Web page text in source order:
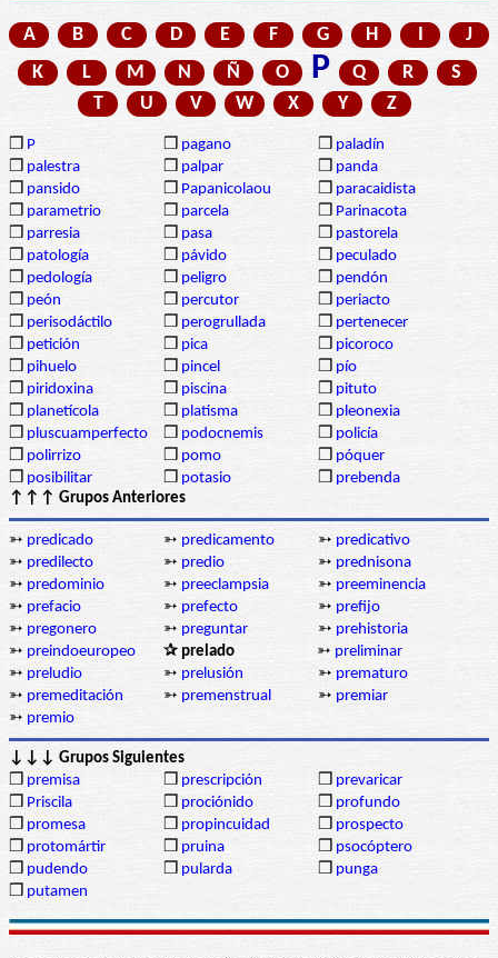
A B C D E F G H I
J
K
L M N Ñ O P Q R
S
T
U V W X Y Z
❒ P ❒ pagano ❒ paladín
❒ palestra ❒ palpar ❒ panda
❒ pansido ❒ Papanicolaou ❒ paracaidista
❒ parametrio ❒ parcela ❒ Parinacota
❒ parresia ❒ pasa ❒ pastorela
❒ patología ❒ pávido ❒ peculado
❒ pedología ❒ peligro ❒ pendón
❒ peón ❒ percutor ❒ periacto
❒ perisodáctilo ❒ perogrullada ❒ pertenecer
❒ petición ❒ pica ❒ picoroco
❒ pihuelo ❒ pincel ❒ pío
❒ piridoxina ❒ piscina ❒ pituto
❒ planetícola ❒ platisma ❒ pleonexia
❒ pluscuamperfecto ❒ podocnemis ❒ policía
❒ polirrizo ❒ pomo ❒ póquer
❒ posibilitar ❒ potasio ❒ prebenda
↑↑↑ Grupos Anteriores
➳ predicado ➳ predicamento ➳ predicativo
➳ predilecto ➳ predio ➳ prednisona
➳ predominio ➳ preeclampsia ➳ preeminencia
➳ prefacio ➳ prefecto ➳ prefijo
➳ pregonero ➳ preguntar ➳ prehistoria
➳ preindoeuropeo ✰ prelado ➳ preliminar
➳ preludio ➳ prelusión ➳ prematuro
➳ premeditación ➳ premenstrual ➳ premiar
➳ premio
↓↓↓ Grupos Siguientes
❒ premisa ❒ prescripción ❒ prevaricar
❒ Priscila ❒ prociónido ❒ profundo
❒ promesa ❒ propincuidad ❒ prospecto
❒ protomártir ❒ pruina ❒ psocóptero
❒ pudendo ❒ pularda ❒ punga
❒ putamen